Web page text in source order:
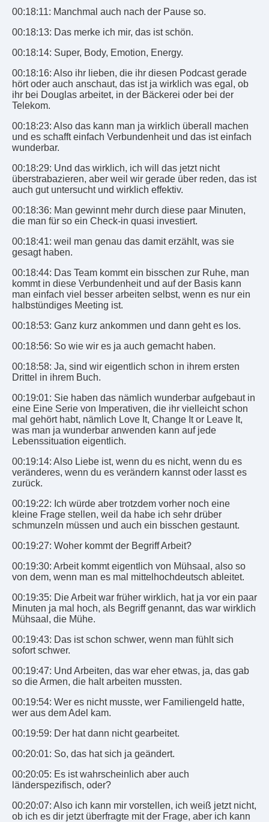
00:18:11: Manchmal auch nach der Pause so.
00:18:13: Das merke ich mir, das ist schön.
00:18:14: Super, Body, Emotion, Energy.
00:18:16: Also ihr lieben, die ihr diesen Podcast gerade
hört oder auch anschaut, das ist ja wirklich was egal, ob
ihr bei Douglas arbeitet, in der Bäckerei oder bei der
Telekom.
00:18:23: Also das kann man ja wirklich überall machen
und es schafft einfach Verbundenheit und das ist einfach
wunderbar.
00:18:29: Und das wirklich, ich will das jetzt nicht
überstrabazieren, aber weil wir gerade über reden, das ist
auch gut untersucht und wirklich effektiv.
00:18:36: Man gewinnt mehr durch diese paar Minuten,
die man für so ein Check-in quasi investiert.
00:18:41: weil man genau das damit erzählt, was sie
gesagt haben.
00:18:44: Das Team kommt ein bisschen zur Ruhe, man
kommt in diese Verbundenheit und auf der Basis kann
man einfach viel besser arbeiten selbst, wenn es nur ein
halbstündiges Meeting ist.
00:18:53: Ganz kurz ankommen und dann geht es los.
00:18:56: So wie wir es ja auch gemacht haben.
00:18:58: Ja, sind wir eigentlich schon in ihrem ersten
Drittel in ihrem Buch.
00:19:01: Sie haben das nämlich wunderbar aufgebaut in
eine Eine Serie von Imperativen, die ihr vielleicht schon
mal gehört habt, nämlich Love It, Change It or Leave It,
was man ja wunderbar anwenden kann auf jede
Lebenssituation eigentlich.
00:19:14: Also Liebe ist, wenn du es nicht, wenn du es
veränderes, wenn du es verändern kannst oder lasst es
zurück.
00:19:22: Ich würde aber trotzdem vorher noch eine
kleine Frage stellen, weil da habe ich sehr drüber
schmunzeln müssen und auch ein bisschen gestaunt.
00:19:27: Woher kommt der Begriff Arbeit?
00:19:30: Arbeit kommt eigentlich von Mühsaal, also so
von dem, wenn man es mal mittelhochdeutsch ableitet.
00:19:35: Die Arbeit war früher wirklich, hat ja vor ein paar
Minuten ja mal hoch, als Begriff genannt, das war wirklich
Mühsaal, die Mühe.
00:19:43: Das ist schon schwer, wenn man fühlt sich
sofort schwer.
00:19:47: Und Arbeiten, das war eher etwas, ja, das gab
so die Armen, die halt arbeiten mussten.
00:19:54: Wer es nicht musste, wer Familiengeld hatte,
wer aus dem Adel kam.
00:19:59: Der hat dann nicht gearbeitet.
00:20:01: So, das hat sich ja geändert.
00:20:05: Es ist wahrscheinlich aber auch
länderspezifisch, oder?
00:20:07: Also ich kann mir vorstellen, ich weiß jetzt nicht,
ob ich es dir jetzt überfragte mit der Frage, aber ich kann